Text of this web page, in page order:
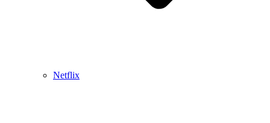
Netflix